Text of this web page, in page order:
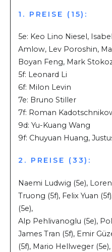
1. PREISE (15):
5e: Keo Lino Niesel,
Amlow, Lev Poroshin,
Boyan Feng, Mark
5f: Leonard Li
6f: Milon Levin
7e: Bruno Stiller
7f: Roman
9d: Yu-Kuang Wang
9f: Chuyuan Huang,
2. PREISE (33):
Naemi Ludwig (5e),
Truong (5f), Felix Yuan
(5e),
Alp Pehlivanoglu (5e),
James Tran (5f), Emir
(5f), Mario Hellweger